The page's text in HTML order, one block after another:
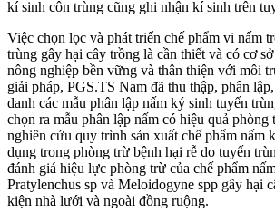
kí sinh côn trùng cũng ghi nhận kí sinh trên
Việc chọn lọc và phát triển chế phẩm vi nấm
trùng gây hại cây trồng là cần thiết và có cơ
nông nghiệp bền vững và thân thiện với môi
giải pháp, PGS.TS Nam đã thu thập, phân
danh các mẫu phân lập nấm ký sinh tuyến
chọn ra mẫu phân lập nấm có hiệu quả phòng
nghiên cứu quy trình sản xuất chế phẩm nấm
dụng trong phòng trừ bệnh hại rễ do tuyến
đánh giá hiệu lực phòng trừ của chế phẩm
Pratylenchus sp và Meloidogyne spp gây hại
kiện nhà lưới và ngoài đồng ruộng.